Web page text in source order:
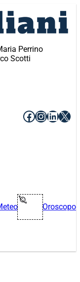
Perrino
Scotti
Facebook
X
Oroscopo